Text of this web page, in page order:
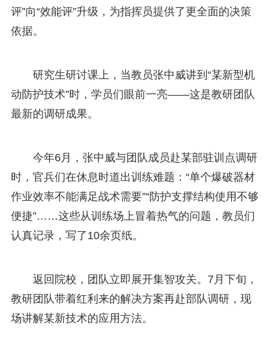
评”向“效能评”升级，为指挥员提供了更全面的决策
依据。
研究生研讨课上，当教员张中威讲到“某新型机
动防护技术”时，学员们眼前一亮——这是教研团队
最新的调研成果。
今年6月，张中威与团队成员赴某部驻训点调研
时，官兵们在休息时道出训练难题：“单个爆破器材
作业效率不能满足战术需要”“防护支撑结构使用不够
便捷”……这些从训练场上冒着热气的问题，教员们
认真记录，写了10余页纸。
返回院校，团队立即展开集智攻关。7月下旬，
教研团队带着红利来的解决方案再赴部队调研，现
场讲解某新技术的应用方法。